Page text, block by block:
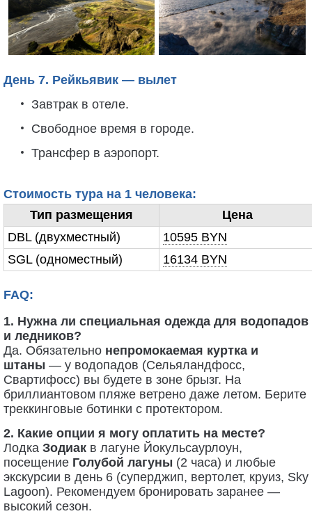
День 7. Рейкьявик — вылет
Завтрак в отеле.
Свободное время в городе.
Трансфер в аэропорт.
Стоимость тура на 1 человека:
Тип размещения
Цена
DBL (двухместный)
10595 BYN
SGL (одноместный)
16134 BYN
FAQ:
1. Нужна ли специальная одежда для водопадов
и ледников?
Да. Обязательно непромокаемая куртка и
штаны — у водопадов (Сельяландфосс,
Свартифосс) вы будете в зоне брызг. На
бриллиантовом пляже ветрено даже летом. Берите
треккинговые ботинки с протектором.
2. Какие опции я могу оплатить на месте?
Лодка Зодиак в лагуне Йокульсаурлоун,
посещение Голубой лагуны (2 часа) и любые
экскурсии в день 6 (суперджип, вертолет, круиз, Sky
Lagoon). Рекомендуем бронировать заранее —
высокий сезон.